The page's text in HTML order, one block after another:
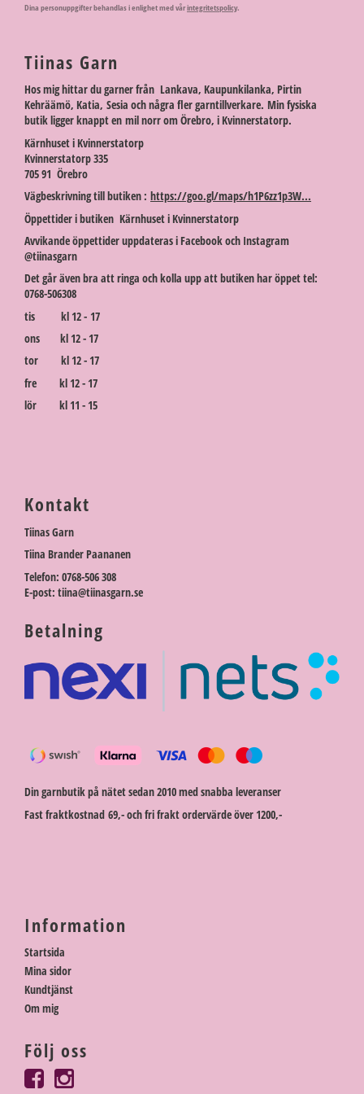
Dina personuppgifter behandlas i enlighet med vårintegritetspolicy.
Tiinas Garn
Hos mig hittar du garner från Lankava, Kaupunkilanka, Pirtin
Kehräämö, Katia, Sesia och några fler garntillverkare. Min fysiska
butik ligger knappt en mil norr om Örebro, i Kvinnerstatorp.
Kärnhuset i Kvinnerstatorp
Kvinnerstatorp 335
705 91 Örebro
Vägbeskrivning till butiken : https://goo.gl/maps/h1P6zz1p3W...
Öppettider i butiken Kärnhuset i Kvinnerstatorp
Avvikande öppettider uppdateras i Facebook och Instagram
@tiinasgarn
Det går även bra att ringa och kolla upp att butiken har öppet tel:
0768-506308
tis kl 12 - 17
ons kl 12 - 17
tor kl 12 - 17
fre kl 12 - 17
lör kl 11 - 15
Kontakt
Tiinas Garn
Tiina Brander Paananen
Telefon: 0768-506 308
E-post: tiina@tiinasgarn.se
Betalning
Din garnbutik på nätet sedan 2010 med snabba leveranser
Fast fraktkostnad 69,- och fri frakt ordervärde över 1200,-
Information
Startsida
Mina sidor
Kundtjänst
Om mig
Följ oss